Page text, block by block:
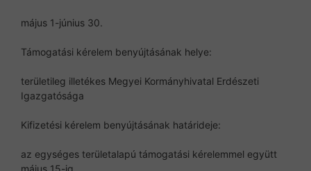
május 1-június 30.
Támogatási kérelem benyújtásának helye:
területileg illetékes Megyei Kormányhivatal Erdészeti
Igazgatósága
Kifizetési kérelem benyújtásának határideje:
az egységes területalapú támogatási kérelemmel együtt
május 15-ig.